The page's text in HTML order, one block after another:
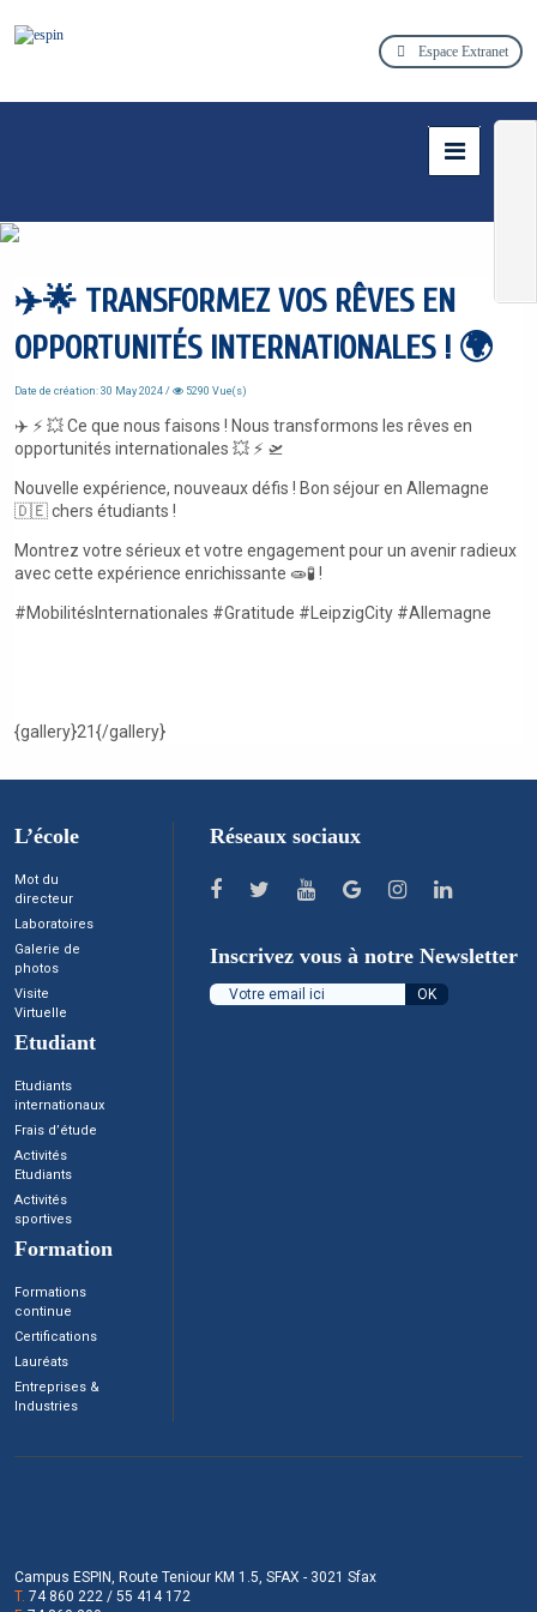
Espace Extranet
✈️🌟 TRANSFORMEZ VOS RÊVES EN
OPPORTUNITÉS INTERNATIONALES ! 🌍
Date de création: 30 May 2024 / 5290 Vue(s)
✈️ ⚡ 💥 Ce que nous faisons ! Nous transformons les rêves en
opportunités internationales 💥 ⚡ 🛫
Nouvelle expérience, nouveaux défis ! Bon séjour en Allemagne
🇩🇪 chers étudiants !
Montrez votre sérieux et votre engagement pour un avenir radieux
avec cette expérience enrichissante 🧫🧪 !
#MobilitésInternationales #Gratitude #LeipzigCity #Allemagne
{gallery}21{/gallery}
L’école
Mot du
directeur
Laboratoires
Galerie de
photos
Visite
Virtuelle
Etudiant
Etudiants
internationaux
Frais d’étude
Activités
Etudiants
Activités
sportives
Formation
Formations
continue
Certifications
Lauréats
Entreprises &
Industries
Réseaux sociaux
Inscrivez vous à notre Newsletter
Campus ESPIN, Route Teniour KM 1.5, SFAX - 3021 Sfax
T. 74 860 222 / 55 414 172